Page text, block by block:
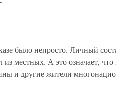
было непросто. Личный
из местных. А это означает,
и другие жители